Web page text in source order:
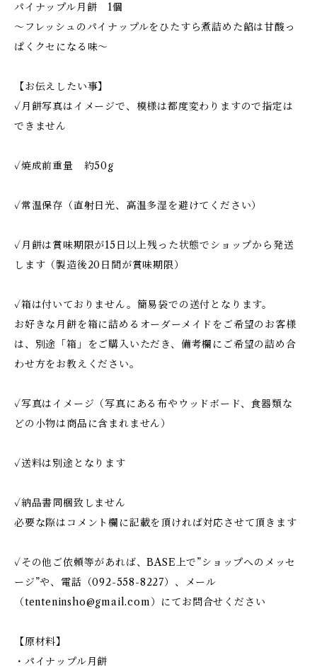
パイナップル月餅 1個
～フレッシュのパイナップルをひたすら煮詰めた餡は甘酸っ
ぱくクセになる味～
【お伝えしたい事】
✓月餅写真はイメージで、模様は都度変わりますので指定は
できません
✓焼成前重量 約50g
✓常温保存（直射日光、高温多湿を避けてください）
✓月餅は賞味期限が15日以上残った状態でショップから発送
します（製造後20日間が賞味期限）
✓箱は付いておりません。簡易袋での送付となります。
お好きな月餅を箱に詰めるオーダーメイドをご希望のお客様
は、別途「箱」をご購入いただき、備考欄にご希望の詰め合
わせ方をお教えください。
✓写真はイメージ（写真にある布やウッドボード、食器類な
どの小物は商品に含まれません）
✓送料は別途となります
✓納品書同梱致しません
必要な際はコメント欄に記載を頂ければ対応させて頂きます
✓その他ご依頼等があれば、BASE上で”ショップへのメッセ
ージ”や、電話（092-558-8227）、メール
（tenteninsho@gmail.com）にてお問合せください
【原材料】
・パイナップル月餅